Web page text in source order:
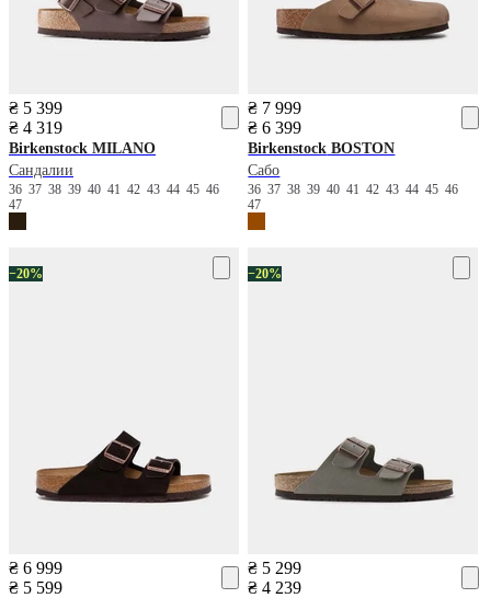
₴ 5 399
₴ 4 319
Birkenstock MILANO
Сандалии
36 37 38 39 40 41 42 43 44 45 46
47
₴ 7 999
₴ 6 399
Birkenstock BOSTON
Сабо
3637383940414243444546
47
−20%
₴ 6 999
₴ 5 599
−20%
₴ 5 299
₴ 4 239